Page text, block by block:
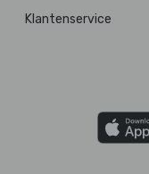
Klantenservice